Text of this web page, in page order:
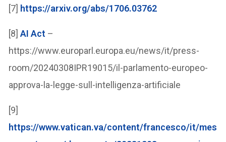
[7] https://arxiv.org/abs/1706.03762
[8]AI Act –
https://www.europarl.europa.eu/news/it/press-
room/20240308IPR19015/il-parlamento-europeo-
approva-la-legge-sull-intelligenza-artificiale
[9]
https://www.vatican.va/content/francesco/it/mes